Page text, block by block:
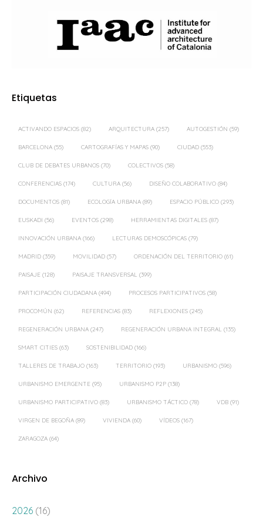
Etiquetas
ACTIVANDO ESPACIOS (82) ARQUITECTURA (257) AUTOGESTIÓN (59)
BARCELONA (55) CARTOGRAFÍAS Y MAPAS (90) CIUDAD (553)
CLUB DE DEBATES URBANOS (70) COLECTIVOS (58)
CONFERENCIAS (174) CULTURA (56) DISEÑO COLABORATIVO (84)
DOCUMENTOS (81) ECOLOGÍA URBANA (89) ESPACIO PÚBLICO (293)
EUSKADI (56) EVENTOS (298) HERRAMIENTAS DIGITALES (87)
INNOVACIÓN URBANA (166) LECTURAS DEMOSCÓPICAS (79)
MADRID (359) MOVILIDAD (57) ORDENACIÓN DEL TERRITORIO (61)
PAISAJE (128) PAISAJE TRANSVERSAL (399)
PARTICIPACIÓN CIUDADANA (494) PROCESOS PARTICIPATIVOS (58)
PROCOMÚN (62) REFERENCIAS (83) REFLEXIONES (245)
REGENERACIÓN URBANA (247) REGENERACIÓN URBANA INTEGRAL (135)
SMART CITIES (63) SOSTENIBILIDAD (166)
TALLERES DE TRABAJO (163) TERRITORIO (193) URBANISMO (596)
URBANISMO EMERGENTE (95) URBANISMO P2P (138)
URBANISMO PARTICIPATIVO (83) URBANISMO TÁCTICO (78) VDB (91)
VIRGEN DE BEGOÑA (89) VIVIENDA (60) VÍDEOS (167)
ZARAGOZA (64)
Archivo
2026 (16)